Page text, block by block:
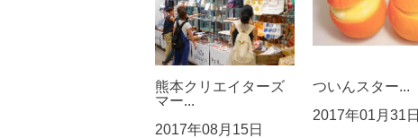
熊本クリエイターズ
マー...
2017年08月15日
ついんスター...
2017年01月31日